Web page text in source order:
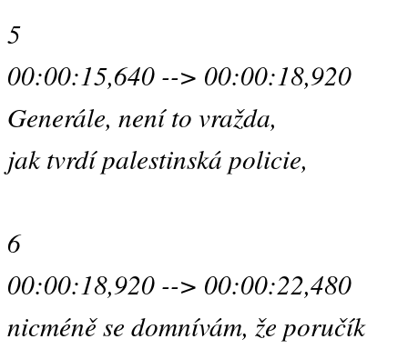
5
00:00:15,640 --> 00:00:18,920
Generále, není to vražda,
jak tvrdí palestinská policie,
6
00:00:18,920 --> 00:00:22,480
nicméně se domnívám, že poručík